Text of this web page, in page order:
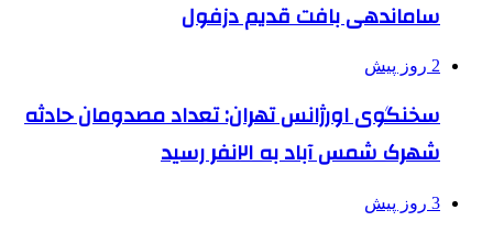
ساماندهی بافت قدیم دزفول
2 روز پیش
سخنگوی اورژانس تهران: تعداد مصدومان حادثه
شهرک شمس آباد به ۲۱نفر رسید
3 روز پیش